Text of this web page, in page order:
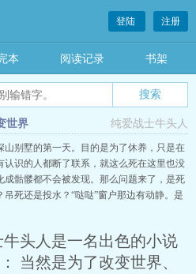
搜索
登陆 注册
本 阅读记录 书架
纯爱战士牛头人
世界
山别墅的第一天。目的是为了休养，只是在
认识的人都断了联系，就这么死在这里也没
成骷髅都不会被发现。那么问题来了，是死
吊死还是投水？“哒哒”窗户那边有动静。是
头人是一名出色的小说
当然是为了改变世界、